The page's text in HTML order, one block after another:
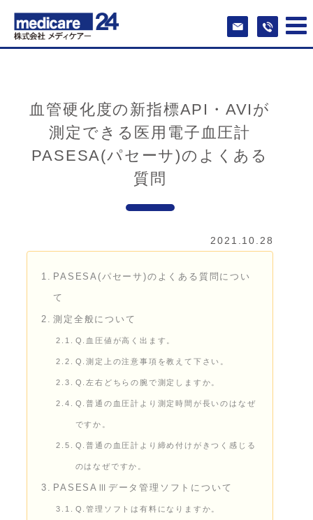
血管硬化度の新指標API・AVIが
測定できる医用電子血圧計
PASESA(パセーサ)のよくある
質問
2021.10.28
PASESA(パセーサ)のよくある質問につい
て
測定全般について
Q.血圧値が高く出ます。
Q.測定上の注意事項を教えて下さい。
Q.左右どちらの腕で測定しますか。
Q.普通の血圧計より測定時間が長いのはなぜ
ですか。
Q.普通の血圧計より締め付けがきつく感じる
のはなぜですか。
PASESAⅢデータ管理ソフトについて
Q.管理ソフトは有料になりますか。